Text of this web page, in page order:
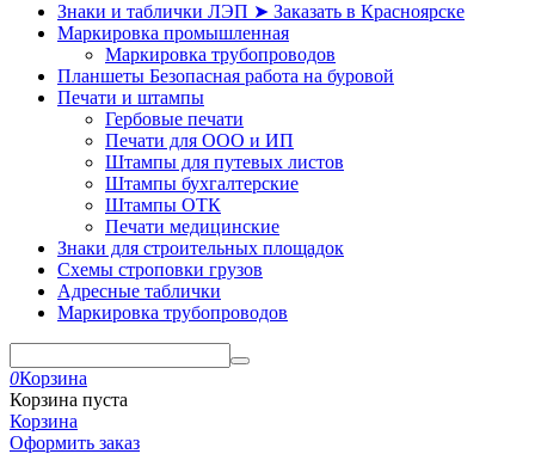
Знаки и таблички ЛЭП ➤ Заказать в Красноярске
Маркировка промышленная
Маркировка трубопроводов
Планшеты Безопасная работа на буровой
Печати и штампы
Гербовые печати
Печати для ООО и ИП
Штампы для путевых листов
Штампы бухгалтерские
Штампы ОТК
Печати медицинские
Знаки для строительных площадок
Схемы строповки грузов
Адресные таблички
Маркировка трубопроводов
0Корзина
Корзина пуста
Корзина
Оформить заказ